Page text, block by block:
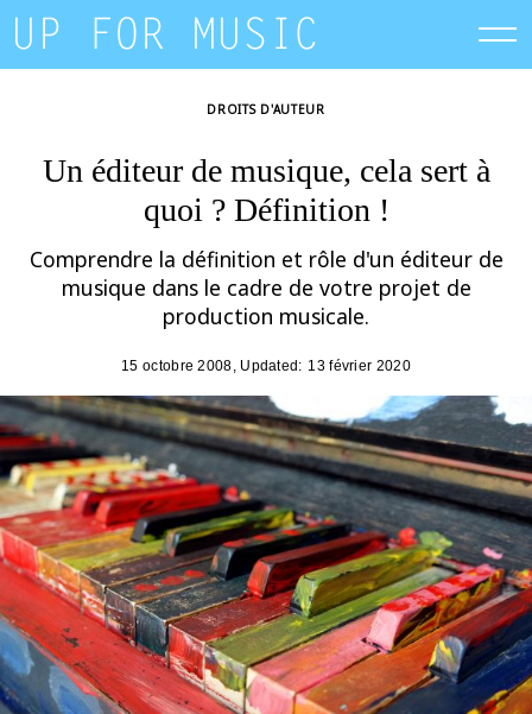
Skip
to
DROITS D'AUTEUR
Un éditeur de musique, cela sert à
quoi ? Définition !
Comprendre la définition et rôle d'un éditeur de
musique dans le cadre de votre projet de
production musicale.
15 octobre 2008 , Updated: 13 février 2020